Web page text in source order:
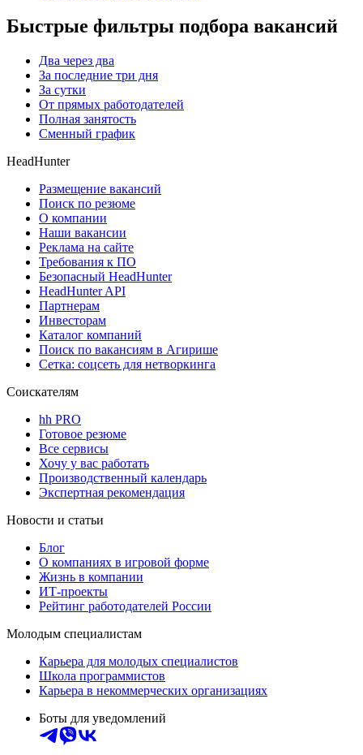
Быстрые фильтры подбора вакансий
Два через два
За последние три дня
За сутки
От прямых работодателей
Полная занятость
Сменный график
HeadHunter
Размещение вакансий
Поиск по резюме
О компании
Наши вакансии
Реклама на сайте
Требования к ПО
Безопасный HeadHunter
HeadHunter API
Партнерам
Инвесторам
Каталог компаний
Поиск по вакансиям в Агирише
Сетка: соцсеть для нетворкинга
Соискателям
hh PRO
Готовое резюме
Все сервисы
Хочу у вас работать
Производственный календарь
Экспертная рекомендация
Новости и статьи
Блог
О компаниях в игровой форме
Жизнь в компании
ИТ-проекты
Рейтинг работодателей России
Молодым специалистам
Карьера для молодых специалистов
Школа программистов
Карьера в некоммерческих организациях
Боты для уведомлений